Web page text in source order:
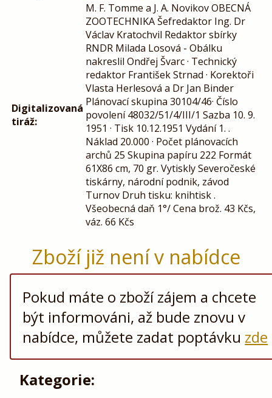
Digitalizovaná
tiráž:
M. F. Tomme a J. A. Novikov OBECNÁ
ZOOTECHNIKA Šefredaktor Ing. Dr
Václav Kratochvil Redaktor sbírky
RNDR Milada Losová - Obálku
nakreslil Ondřej Švarc · Technický
redaktor František Strnad · Korektoři
Vlasta Herlesová a Dr Jan Binder
Plánovací skupina 30104/46· Číslo
povolení 48032/51/4/III/1 Sazba 10. 9.
1951 · Tisk 10.12.1951 Vydání 1. .
Náklad 20.000 · Počet plánovacích
archů 25 Skupina papíru 222 Formát
61X86 cm, 70 gr. Vytiskly Severočeské
tiskárny, národní podnik, závod
Turnov Druh tisku: knihtisk .
Všeobecná daň 1°/ Cena brož. 43 Kčs,
váz. 66 Kčs
Zboží již není v nabídce
Pokud máte o zboží zájem a chcete
být informováni, až bude znovu v
nabídce, můžete zadat poptávku zde
Kategorie: